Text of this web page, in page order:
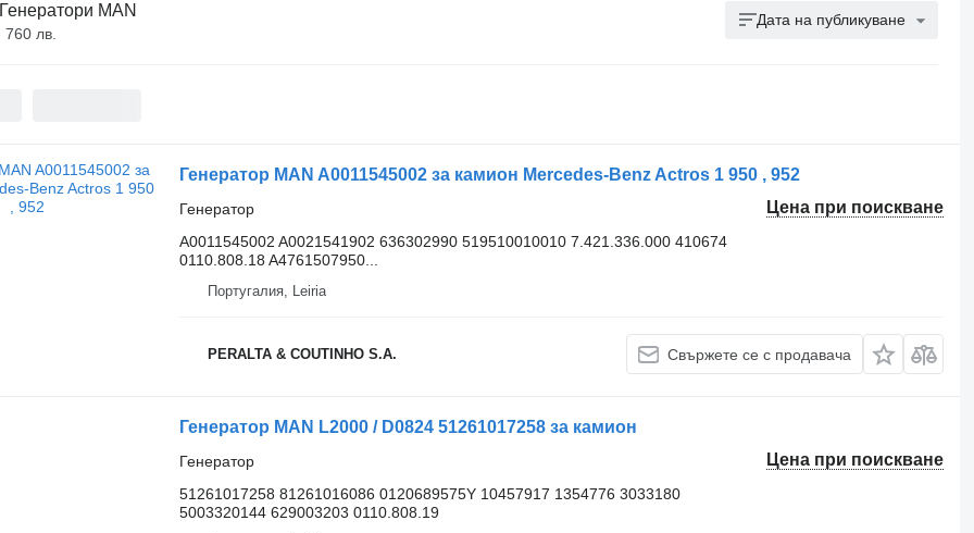
Генератори MAN
лв.
Дата на публикуване
Генератор MAN A0011545002 за камион Mercedes-Benz Actros 1 950 , 952
Цена при поискване
Генератор
A0011545002 A0021541902 636302990 519510010010 7.421.336.000 410674
0110.808.18 A4761507950...
Португалия, Leiria
PERALTA & COUTINHO S.A. Свържете се с продавача
Генератор MAN L2000 / D0824 51261017258 за камион
Цена при поискване
Генератор
51261017258 81261016086 0120689575Y 10457917 1354776 3033180
5003320144 629003203 0110.808.19